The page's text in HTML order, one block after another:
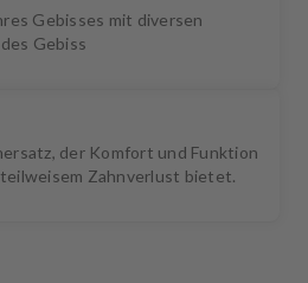
Gebisses mit diversen
Gebiss
der Komfort und Funktion
Zahnverlust bietet.